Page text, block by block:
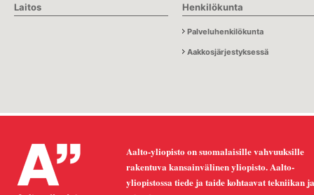
Laitos Henkilökunta
Palveluhenkilökunta
Aakkosjärjestyksessä
Aalto-yliopisto on suomalaisille vahvuuksille
rakentuva kansainvälinen yliopisto. Aalto-
yliopistossa tiede ja taide kohtaavat tekniikan ja